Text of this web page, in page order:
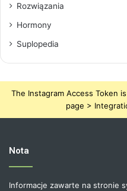
Rozwiązania
Hormony
Suplopedia
The Instagram Access Token
page >
Nota
Informacje zawarte na stronie